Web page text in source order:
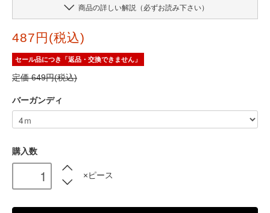
商品の詳しい解説（必ずお読み下さい）
487円(税込)
セール品につき「返品・交換できません」
定価 649円(税込)
バーガンディ
購入数
×ピース